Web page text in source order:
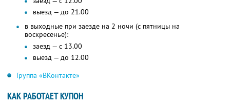
выезд — до 21.00
в выходные при заезде на 2 ночи (с пятницы на
воскресенье):
заезд — с 13.00
выезд — до 12.00
Группа «ВКонтакте»
КАК РАБОТАЕТ КУПОН